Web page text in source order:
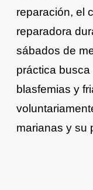
reparación, el
reparadora
sábados de
práctica
blasfemias y
marianas y su